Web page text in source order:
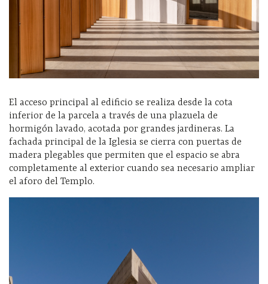
El acceso principal al edificio se realiza desde la cota
inferior de la parcela a través de una plazuela de
hormigón lavado, acotada por grandes jardineras. La
fachada principal de la Iglesia se cierra con puertas de
madera plegables que permiten que el espacio se abra
completamente al exterior cuando sea necesario ampliar
el aforo del Templo.